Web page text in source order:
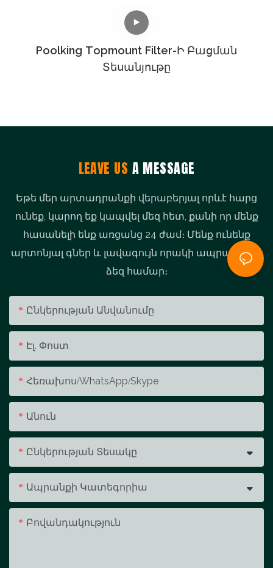
Poolking Topmount Filter-Ի Բացման
Տեսանյութը
LEAVE US A MESSAGE
Եթե ​​մեր արտադրանքի վերաբերյալ որևէ հարց
ունեք, կարող եք կապվել մեզ հետ, քանի որ մենք
հասանելի ենք առցանց 24 ժամ։ Մենք ունենք
արտոնյալ գներ և լավագույն որակի ապրանքներ
ձեզ համար։
Ընկերության Անվանումը
Էլ. Փոստ
Հեռախոս/whatsApp/skype
Անուն
Ընկերության Տեսակը
Ապրանքի Կատեգորիա
Բովանդակություն